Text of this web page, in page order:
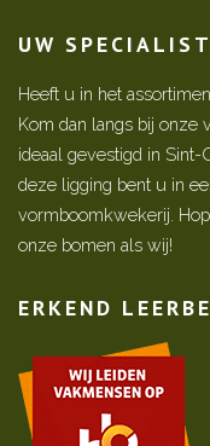
UW
Heeft u in het
Kom dan langs bij onze
ideaal gevestigd in Sint-
deze ligging bent u in
vormboomkwekerij.
onze bomen als wij!
ERKEND